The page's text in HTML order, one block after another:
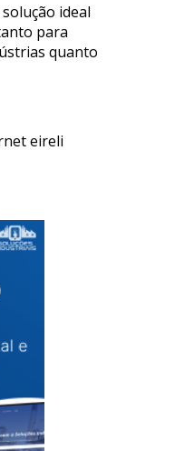
ideal
para
quanto
eireli